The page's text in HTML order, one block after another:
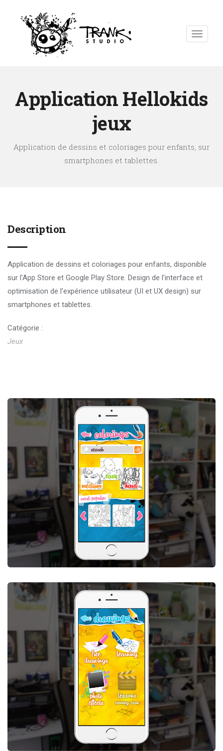
Application Hellokids
jeux
Application de dessins et coloriages pour enfants, sur
smartphones et tablettes.
Description
Application de dessins et coloriages pour enfants, disponible
sur l'App Store et Google Play Store. Design de l'interface et
optimisation de l'expérience utilisateur (UI et UX design) sur
smartphones et tablettes.
Catégorie :
Jeux